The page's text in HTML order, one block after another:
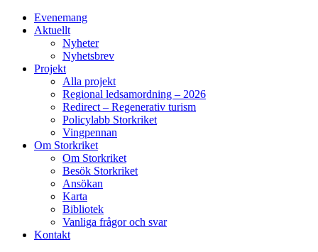
Evenemang
Aktuellt
Nyheter
Nyhetsbrev
Projekt
Alla projekt
Regional ledsamordning – 2026
Redirect – Regenerativ turism
Policylabb Storkriket
Vingpennan
Om Storkriket
Om Storkriket
Besök Storkriket
Ansökan
Karta
Bibliotek
Vanliga frågor och svar
Kontakt